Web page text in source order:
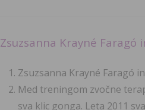
Zsuzsanna Krayné Faragó
Zsuzsanna Krayné Faragó
Med treningom zvočne
sva klic gonga. Leta 2011